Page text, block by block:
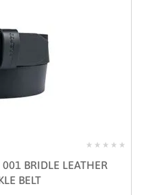
BRIDLE LEATHER
BELT